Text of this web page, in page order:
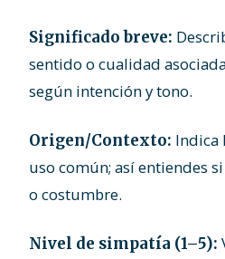
Significado breve:
sentido o cualidad
según intención y tono.
Origen/Contexto: Indica
uso común; así entiendes
o costumbre.
Nivel de simpatía (1–5):